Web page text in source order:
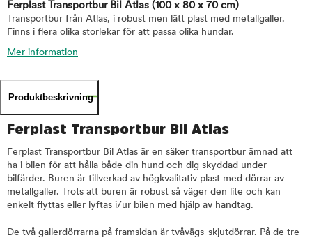
Ferplast Transportbur Bil Atlas (100 x 80 x 70 cm)
Transportbur från Atlas, i robust men lätt plast med metallgaller.
Finns i flera olika storlekar för att passa olika hundar.
Mer information
Produktbeskrivning
Ferplast Transportbur Bil Atlas
Ferplast Transportbur Bil Atlas är en säker transportbur ämnad att
ha i bilen för att hålla både din hund och dig skyddad under
bilfärder. Buren är tillverkad av högkvalitativ plast med dörrar av
metallgaller. Trots att buren är robust så väger den lite och kan
enkelt flyttas eller lyftas i/ur bilen med hjälp av handtag.
De två gallerdörrarna på framsidan är tvåvägs-skjutdörrar. På de tre